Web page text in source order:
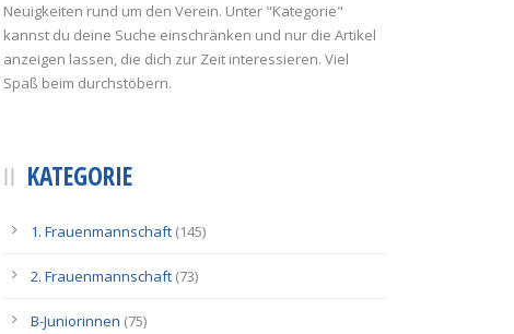
Neuigkeiten rund um den Verein. Unter "Kategorie"
kannst du deine Suche einschränken und nur die Artikel
anzeigen lassen, die dich zur Zeit interessieren. Viel
Spaß beim durchstöbern.
KATEGORIE
1. Frauenmannschaft (145)
2. Frauenmannschaft (73)
B-Juniorinnen (75)